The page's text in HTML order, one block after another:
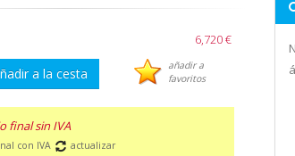
6,720 €
a la cesta
añadir a
favoritos
final sin IVA
con IVA actualizar